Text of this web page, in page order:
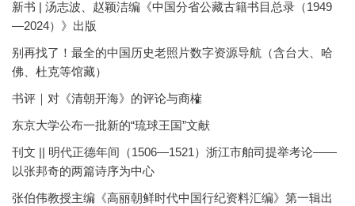
新书 | 汤志波、赵颖洁编《中国分省公藏古籍书目总录（1949
—2024）》出版
别再找了！最全的中国历史老照片数字资源导航（含台大、哈
佛、杜克等馆藏）
书评｜对《清朝开海》的评论与商榷
东京大学公布一批新的“琉球王国”文献
刊文 || 明代正德年间（1506—1521）浙江市舶司提举考论——
以张邦奇的两篇诗序为中心
张伯伟教授主编《高丽朝鲜时代中国行纪资料汇编》第一辑出